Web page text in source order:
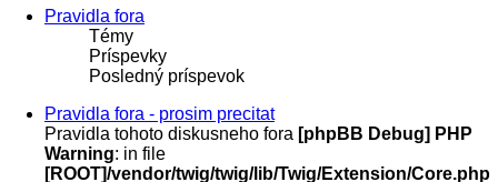
Pravidla fora
Témy
Príspevky
Posledný príspevok
Pravidla fora - prosim precitat
Pravidla tohoto diskusneho fora [phpBB Debug] PHP
Warning: in file
[ROOT]/vendor/twig/twig/lib/Twig/Extension/Core.php